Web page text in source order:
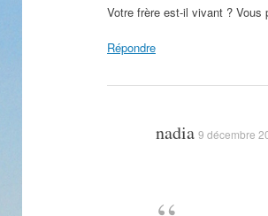
Votre frère est-il vivant ?
Répondre
nadia 9 décembre